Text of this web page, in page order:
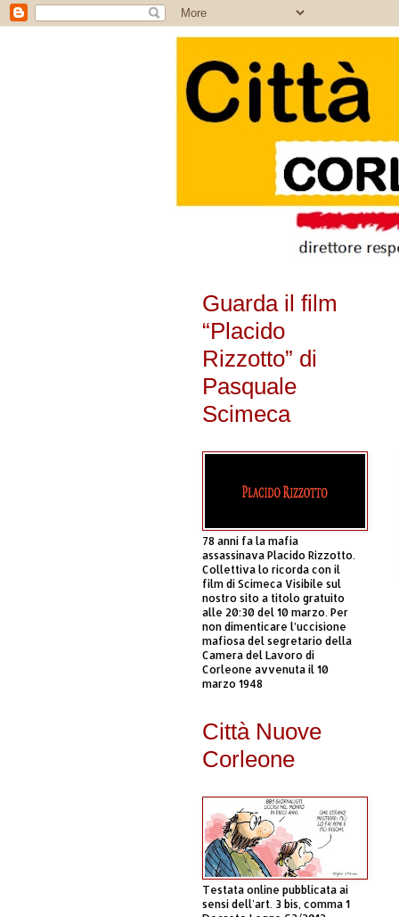
Guarda il film
“Placido
Rizzotto” di
Pasquale
Scimeca
78 anni fa la mafia
assassinava Placido Rizzotto.
Collettiva lo ricorda con il
film di Scimeca Visibile sul
nostro sito a titolo gratuito
alle 20:30 del 10 marzo. Per
non dimenticare l’uccisione
mafiosa del segretario della
Camera del Lavoro di
Corleone avvenuta il 10
marzo 1948
Città Nuove
Corleone
Testata online pubblicata ai
sensi dell'art. 3 bis, comma 1